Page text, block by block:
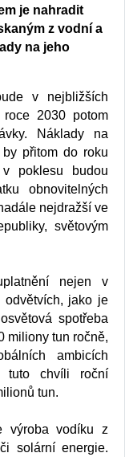
je nahradit
z vodní a
na jeho
v nejbližších
2030 potom
Náklady na
přitom do roku
poklesu budou
obnovitelných
nejdražší ve
světovým
nejen v
jako je
spotřeba
miliony tun ročně,
ambicích
tuto chvíli roční
tun.
výroba vodíku z
solární energie.